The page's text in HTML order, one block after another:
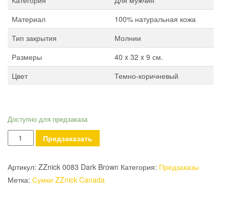
Материал
100% натуральная кожа
Тип закрытия
Молнии
Размеры
40 x 32 x 9 см.
Цвет
Темно-коричневый
Доступно для предзаказа
Количество
Сумка
Canada
Предзаказать
Артикул: ZZnick 0083 Dark Brown Категория: Предзаказы
Метка: Сумки ZZnick Canada